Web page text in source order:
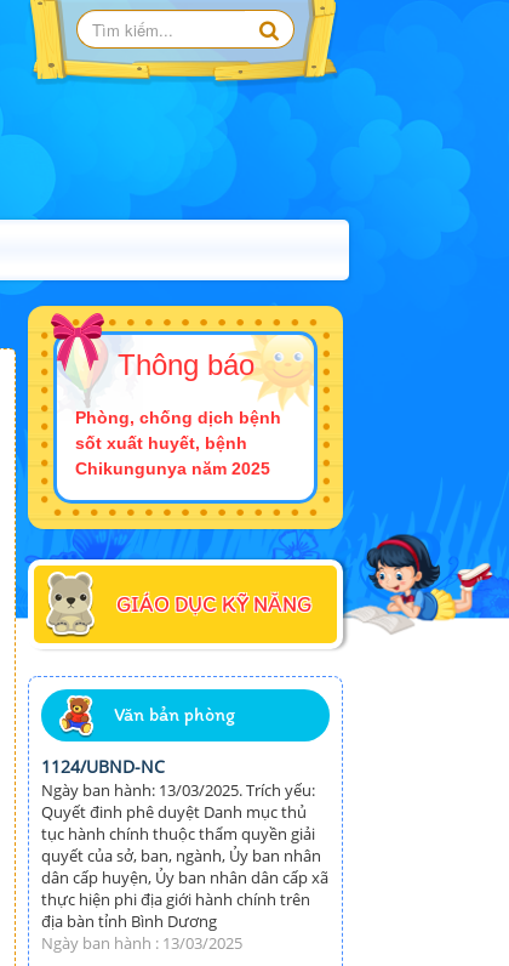
Thông báo
Phòng, chống dịch bệnh
sốt xuất huyết, bệnh
Chikungunya năm 2025
GIÁO DỤC KỸ NĂNG
Văn bản phòng
1124/UBND-NC
Ngày ban hành: 13/03/2025. Trích yếu:
Quyết đinh phê duyệt Danh mục thủ
tục hành chính thuộc thẩm quyền giải
quyết của sở, ban, ngành, Ủy ban nhân
dân cấp huyện, Ủy ban nhân dân cấp xã
thực hiện phi địa giới hành chính trên
địa bàn tỉnh Bình Dương
Ngày ban hành : 13/03/2025